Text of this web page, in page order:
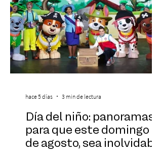
Día del niño: panoramas
para que este domingo 09
de agosto, sea inolvidable
hace 5 días 3 min de lectura